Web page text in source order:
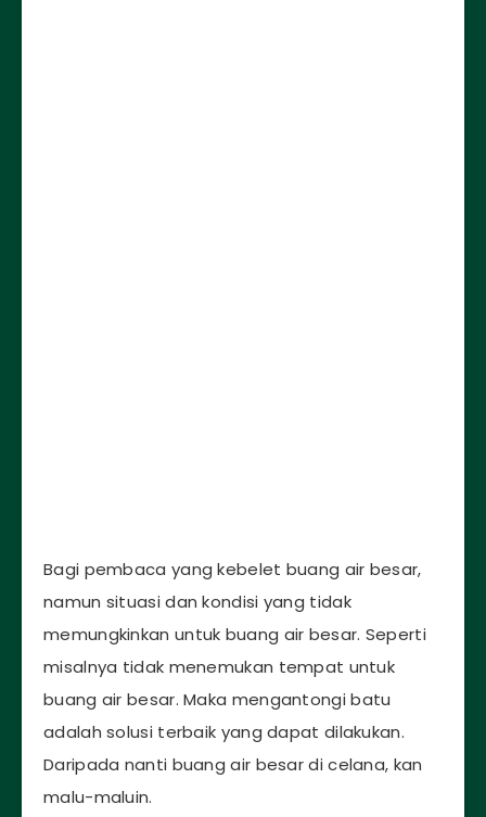
Bagi pembaca yang kebelet buang air besar,
namun situasi dan kondisi yang tidak
memungkinkan untuk buang air besar. Seperti
misalnya tidak menemukan tempat untuk
buang air besar. Maka mengantongi batu
adalah solusi terbaik yang dapat dilakukan.
Daripada nanti buang air besar di celana, kan
malu-maluin.